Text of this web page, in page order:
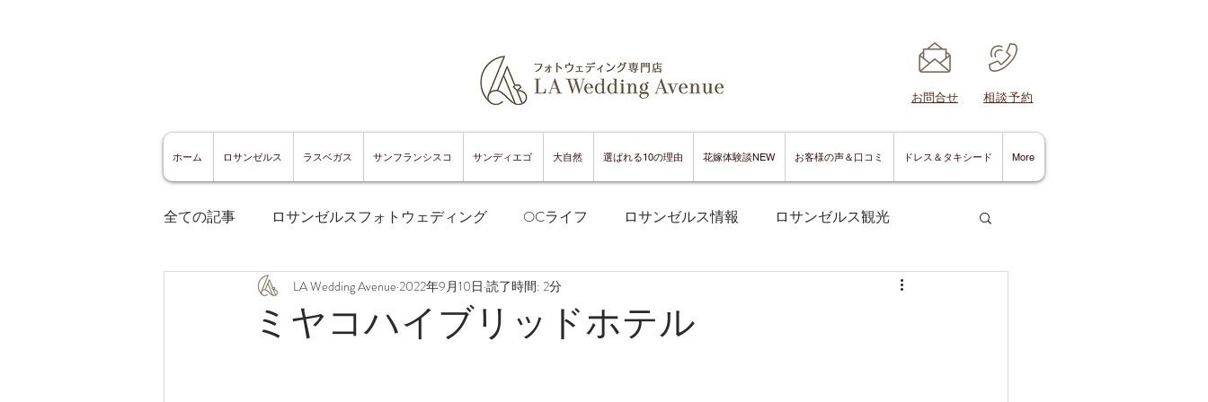
​お問合せ ​相談予約
ホーム ロサンゼルス ラスベガス サンフランシスコ サンディエゴ 大自然 選ばれる10の理由 花嫁体験談NEW お客様の声＆口コミ ドレス＆タキシード More
全ての記事 ロサンゼルスフォトウェディング OCライフ ロサンゼルス情報 ロサンゼルス観光
ロサンゼルスグルメ サンフランシスコフォトウェディング
ミヤコハイブリッドホテル
LA Wedding Avenue 2022年9月10日 読了時間: 2分